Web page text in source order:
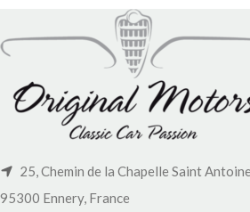
25, Chemin de la Chapelle Saint Antoine
95300 Ennery, France